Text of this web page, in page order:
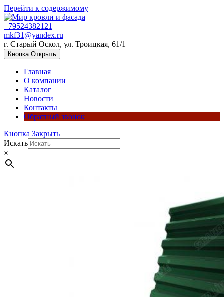
Перейти к содержимому
+79524382121
mkf31@yandex.ru
г. Старый Оскол, ул. Троицкая, 61/1
Кнопка Открыть
Главная
О компании
Каталог
Новости
Контакты
Обратный звонок
Кнопка Закрыть
Искать
×